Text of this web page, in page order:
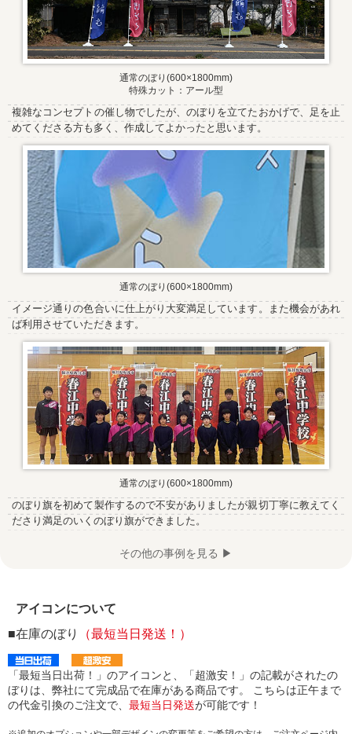
通常のぼり(600×1800mm)
特殊カット：アール型
複雑なコンセプトの催し物でしたが、のぼりを立てたおかげで、足を止
めてくださる方も多く、作成してよかったと思います。
通常のぼり(600×1800mm)
イメージ通りの色合いに仕上がり大変満足しています。また機会があれ
ば利用させていただきます。
通常のぼり(600×1800mm)
のぼり旗を初めて製作するので不安がありましたが親切丁寧に教えてく
ださり満足のいくのぼり旗ができました。
その他の事例を見る ▶
アイコンについて
■在庫のぼり
（最短当日発送！）
「最短当日出荷！」のアイコンと、「超激安！」の記載がされたの
ぼりは、弊社にて完成品で在庫がある商品です。 こちらは正午まで
の代金引換のご注文で、 最短当日発送が可能です！